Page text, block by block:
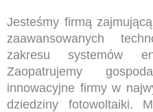
Jesteśmy firmą
zaawansowanych
zakresu systemów
Zaopatrujemy
innowacyjne firmy w
dziedziny fotowoltaiki.